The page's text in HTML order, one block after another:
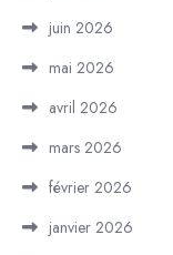
juin 2026
mai 2026
avril 2026
mars 2026
février 2026
janvier 2026